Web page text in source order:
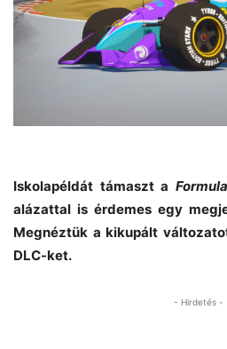
Iskolapéldát támaszt a
alázattal is érdemes egy
Megnéztük a kikupált
DLC-ket.
- Hirdetés -